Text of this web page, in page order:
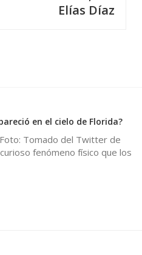
Elías Díaz
en el cielo de Florida?
Tomado del Twitter de
fenómeno físico que los